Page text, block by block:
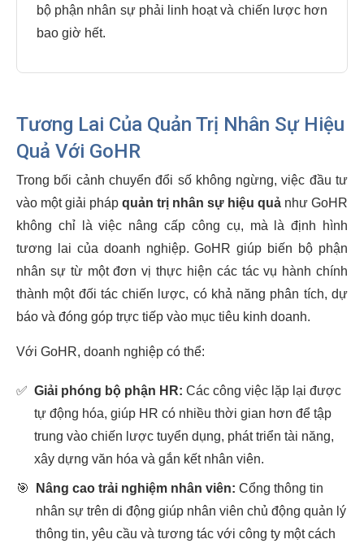
bộ phận nhân sự phải linh hoạt và chiến lược hơn
bao giờ hết.
Tương Lai Của Quản Trị Nhân Sự Hiệu
Quả Với GoHR
Trong bối cảnh chuyển đổi số không ngừng, việc đầu tư
vào một giải pháp quản trị nhân sự hiệu quả như GoHR
không chỉ là việc nâng cấp công cụ, mà là định hình
tương lai của doanh nghiệp. GoHR giúp biến bộ phận
nhân sự từ một đơn vị thực hiện các tác vụ hành chính
thành một đối tác chiến lược, có khả năng phân tích, dự
báo và đóng góp trực tiếp vào mục tiêu kinh doanh.
Với GoHR, doanh nghiệp có thể:
✅ Giải phóng bộ phận HR: Các công việc lặp lại được
tự động hóa, giúp HR có nhiều thời gian hơn để tập
trung vào chiến lược tuyển dụng, phát triển tài năng,
xây dựng văn hóa và gắn kết nhân viên.
🎯 Nâng cao trải nghiệm nhân viên: Cổng thông tin
nhân sự trên di động giúp nhân viên chủ động quản lý
thông tin, yêu cầu và tương tác với công ty một cách